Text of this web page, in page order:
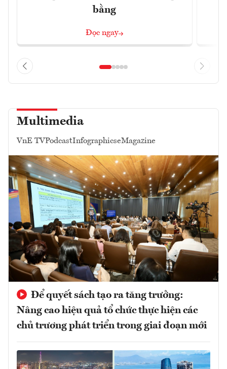
bằng
Đọc ngay
Multimedia
VnE TVPodcastInfographicseMagazine
Để quyết sách tạo ra tăng trưởng:
Nâng cao hiệu quả tổ chức thực hiện các
chủ trương phát triển trong giai đoạn mới